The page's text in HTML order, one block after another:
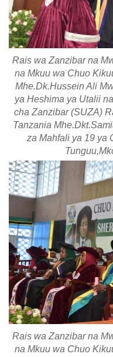
Rais wa Zanzibar na
na Mkuu wa Chuo
Mhe.Dk.Hussein Ali
ya Heshima ya Utalii
cha Zanzibar (SUZA)
Tanzania
za Mahfali ya 19 ya
Rais wa Zanzibar na
na Mkuu wa Chuo